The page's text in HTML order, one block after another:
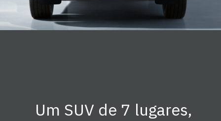
Um SUV de 7 lugares,